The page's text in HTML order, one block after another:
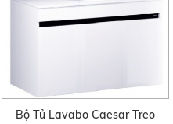
Bộ Tủ Lavabo Caesar Treo